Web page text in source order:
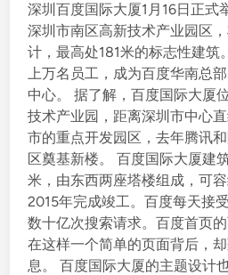
d
i
n
深圳百度国际大厦1月16日正式
深圳市南区高新技术产业园区
计，最高处181米的标志性建筑
上万名员工，成为百度华南总
中心。 据了解，百度国际大厦
技术产业园，距离深圳市中心
市的重点开发园区，去年腾讯
区奠基新楼。 百度国际大厦建
米，由东西两座塔楼组成，可
2015年完成竣工。百度每天接
数十亿次搜索请求。百度首页的
在这样一个简单的页面背后，
息。 百度国际大厦的主题设计